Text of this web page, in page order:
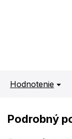
Hodnotenie
Podrobný